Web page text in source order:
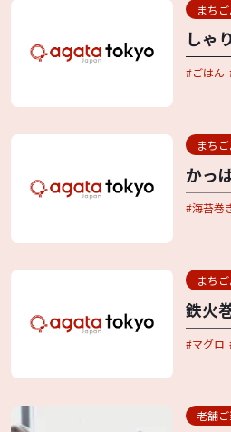
しゃり
ごはん
かっ
海苔巻
鉄火
マグロ